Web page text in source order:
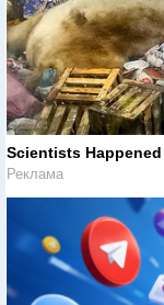
Scientists
Реклама